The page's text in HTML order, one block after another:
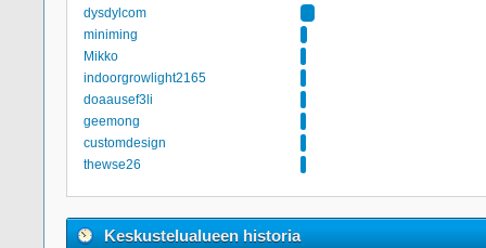
dysdylcom
miniming
Mikko
indoorgrowlight2165
doaausef3li
geemong
customdesign
thewse26
Keskustelualueen historia